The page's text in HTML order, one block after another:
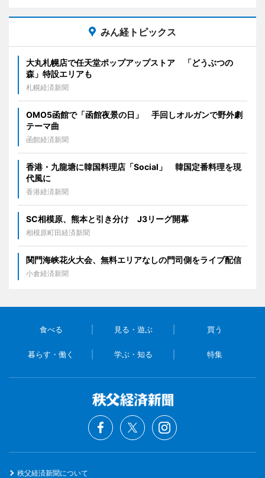
みん経トピックス
大丸札幌店で任天堂ポップアップストア 「どうぶつの
森」特設エリアも
札幌経済新聞
OMO5函館で「函館夜景の日」 手回しオルガンで野外劇
テーマ曲
函館経済新聞
香港・九龍塘に韓国料理店「Social」 韓国定番料理を現
代風に
香港経済新聞
SC相模原、熊本と引き分け J3リーグ開幕
相模原町田経済新聞
関門海峡花火大会、無料エリアなしの門司側をライブ配信
小倉経済新聞
食べる 見る・遊ぶ 買う
暮らす・働く 学ぶ・知る 特集
秩父経済新聞について